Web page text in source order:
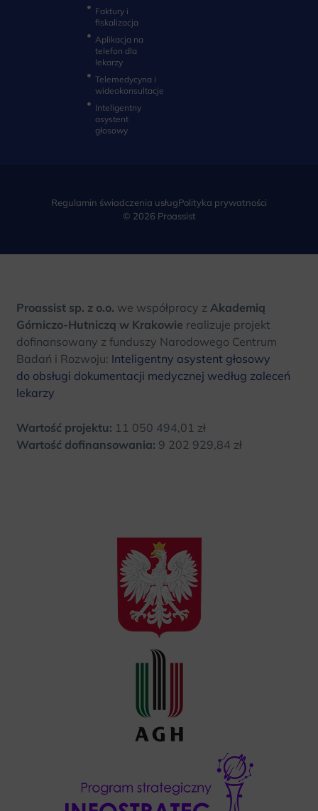
Faktury i
fiskalizacja
Aplikacja na
telefon dla
lekarzy
Telemedycyna i
wideokonsultacje‎
Inteligentny
asystent
głosowy
Regulamin świadczenia usługPolityka prywatności
© 2026 Proassist
Proassist sp. z o.o. we współpracy z Akademią
Górniczo-Hutniczą w Krakowie realizuje projekt
dofinansowany z funduszy Narodowego Centrum
Badań i Rozwoju: Inteligentny asystent głosowy
do obsługi dokumentacji medycznej według zaleceń
lekarzy
Wartość projektu: 11 050 494,01 zł
Wartość dofinansowania: 9 202 929,84 zł